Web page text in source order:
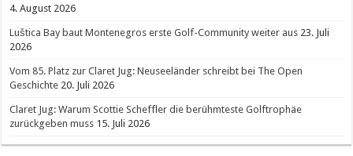
4. August 2026
Luštica Bay baut Montenegros erste Golf-Community weiter aus 23. Juli
2026
Vom 85. Platz zur Claret Jug: Neuseeländer schreibt bei The Open
Geschichte 20. Juli 2026
Claret Jug: Warum Scottie Scheffler die berühmteste Golftrophäe
zurückgeben muss 15. Juli 2026